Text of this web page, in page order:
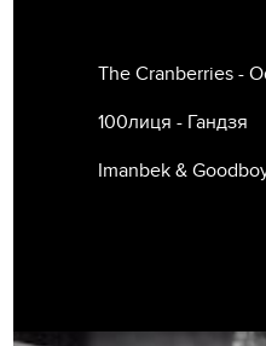
The Cranberries -
100лиця - Гандзя
Imanbek &